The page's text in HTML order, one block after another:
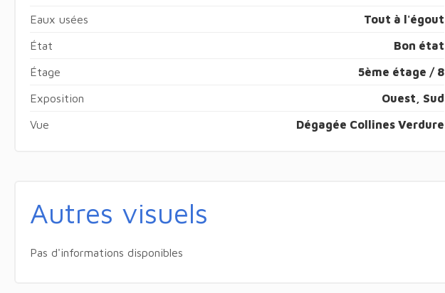
Eaux usées Tout à l'égout
État Bon état
Étage 5ème étage / 8
Exposition Ouest, Sud
Vue Dégagée Collines Verdure
Autres visuels
Pas d'informations disponibles